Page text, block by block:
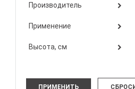
Производитель
Применение
Высота, см